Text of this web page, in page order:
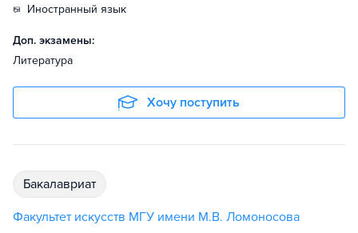
иностранный язык
Доп. экзамены:
Литература
Хочу поступить
бакалавриат
Факультет искусств МГУ имени М.В. Ломоносова